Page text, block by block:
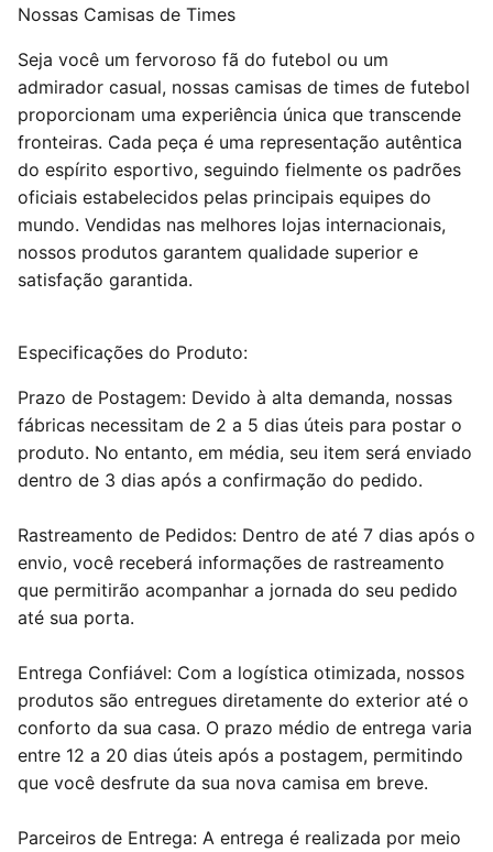
Nossas Camisas de Times
Seja você um fervoroso fã do futebol ou um
admirador casual, nossas camisas de times de futebol
proporcionam uma experiência única que transcende
fronteiras. Cada peça é uma representação autêntica
do espírito esportivo, seguindo fielmente os padrões
oficiais estabelecidos pelas principais equipes do
mundo. Vendidas nas melhores lojas internacionais,
nossos produtos garantem qualidade superior e
satisfação garantida.
Especificações do Produto:
Prazo de Postagem: Devido à alta demanda, nossas
fábricas necessitam de 2 a 5 dias úteis para postar o
produto. No entanto, em média, seu item será enviado
dentro de 3 dias após a confirmação do pedido.
Rastreamento de Pedidos: Dentro de até 7 dias após o
envio, você receberá informações de rastreamento
que permitirão acompanhar a jornada do seu pedido
até sua porta.
Entrega Confiável: Com a logística otimizada, nossos
produtos são entregues diretamente do exterior até o
conforto da sua casa. O prazo médio de entrega varia
entre 12 a 20 dias úteis após a postagem, permitindo
que você desfrute da sua nova camisa em breve.
Parceiros de Entrega: A entrega é realizada por meio